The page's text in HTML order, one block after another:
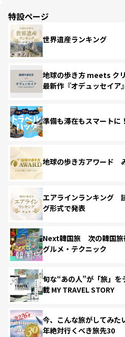
特設ページ
世界遺産ランキング
地球の歩き方 meets ク
最新作『オデュッセイア』
準備も滞在もスマート
地球の歩き方アワード
エアラインランキング
グ形式で発表
Next韓国旅 次の韓国旅
グルメ・テクニック
旬な“あの人”が「旅」
載 MY TRAVEL STORY
今、こんな旅がしてみた
年絶対行くべき旅先30